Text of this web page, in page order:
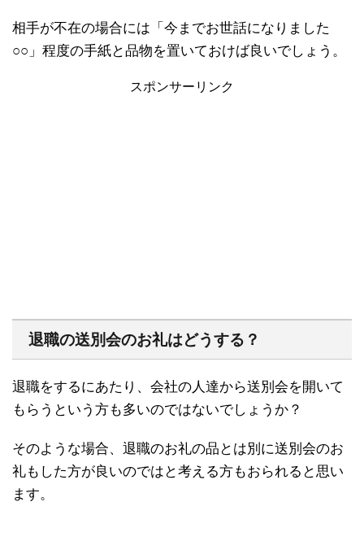
相手が不在の場合には「今までお世話になりました
○○」程度の手紙と品物を置いておけば良いでしょう。
スポンサーリンク
退職の送別会のお礼はどうする？
退職をするにあたり、会社の人達から送別会を開いて
もらうという方も多いのではないでしょうか？
そのような場合、退職のお礼の品とは別に送別会のお
礼もした方が良いのではと考える方もおられると思い
ます。